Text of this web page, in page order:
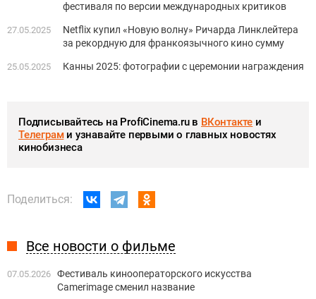
фестиваля по версии международных критиков
27.05.2025
Netflix купил «Новую волну» Ричарда Линклейтера
за рекордную для франкоязычного кино сумму
25.05.2025 Канны 2025: фотографии с церемонии награждения
Подписывайтесь на ProfiCinema.ru в ВКонтакте и
Телеграми узнавайте первыми о главных новостях
кинобизнеса
Поделиться:
Все новости о фильме
07.05.2026 Фестиваль кинооператорского искусства
Camerimage сменил название